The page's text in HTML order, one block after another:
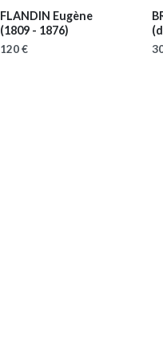
FLANDIN Eugène
(1809 - 1876)
120 €